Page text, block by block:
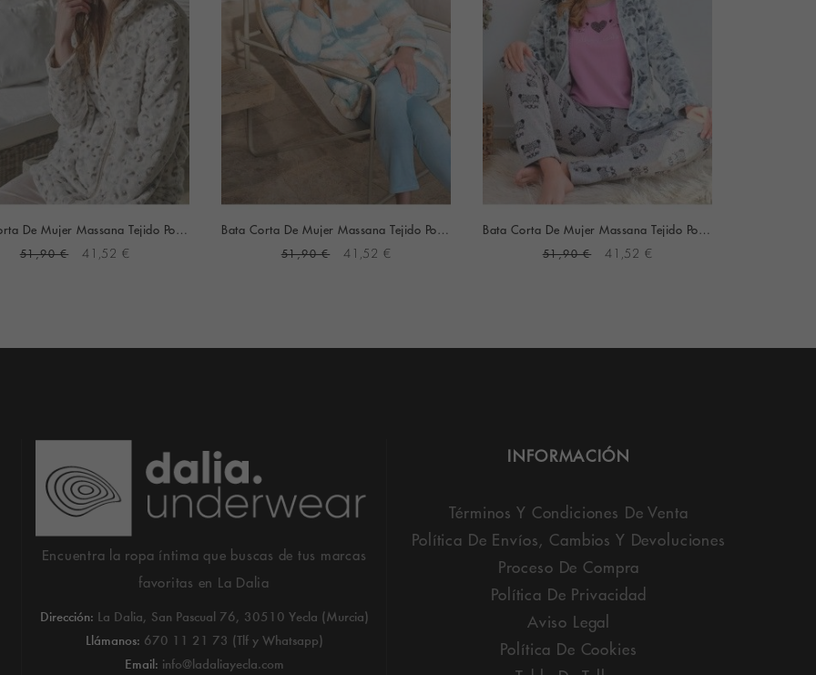
Bata Corta De Mujer Massana Tejido Polar Estampado (Visón)
51,90 € 41,52 €
Bata Corta De Mujer Massana Tejido Polar Estampado Flores (Turquesa)
51,90 € 41,52 €
Bata Corta De Mujer Massana Tejido Polar Con Relieve Estampado (Gris)
51,90 € 41,52 €
Encuentra la ropa íntima que buscas de tus marcas
favoritas en La Dalia
Dirección: La Dalia, San Pascual 76, 30510 Yecla (Murcia)
Llámanos: 670 11 21 73 (Tlf y Whatsapp)
Email: info@ladaliayecla.com
INFORMACIÓN
Términos Y Condiciones De Venta
Política De Envíos, Cambios Y Devoluciones
Proceso De Compra
Política De Privacidad
Aviso Legal
Política De Cookies